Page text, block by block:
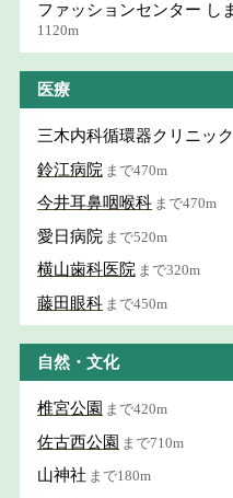
ファッションセンター し
1120m
医療
三木内科循環器クリニック
鈴江病院 まで470m
今井耳鼻咽喉科 まで470m
愛日病院 まで520m
横山歯科医院 まで320m
藤田眼科 まで450m
自然・文化
椎宮公園 まで420m
佐古西公園 まで710m
山神社 まで180m